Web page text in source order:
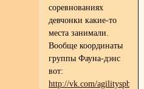
соревнованиях
девчонки какие-то
места занимали.
Вообще координаты
группы Фауна-дэнс
вот:
http://vk.com/agilityspb.